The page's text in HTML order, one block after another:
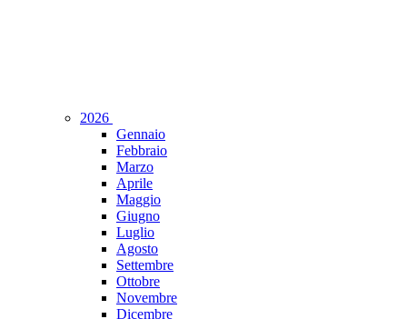
2026
Gennaio
Febbraio
Marzo
Aprile
Maggio
Giugno
Luglio
Agosto
Settembre
Ottobre
Novembre
Dicembre